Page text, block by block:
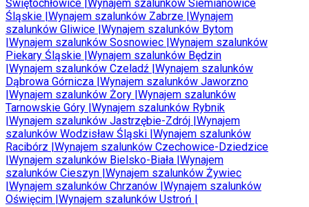
Świętochłowice Wynajem szalunków Siemianowice
Śląskie Wynajem szalunków Zabrze Wynajem
szalunków Gliwice Wynajem szalunków Bytom
Wynajem szalunków Sosnowiec Wynajem szalunków
Piekary Śląskie Wynajem szalunków Będzin
Wynajem szalunków Czeladź Wynajem szalunków
Dąbrowa Górnicza Wynajem szalunków Jaworzno
Wynajem szalunków Żory Wynajem szalunków
Tarnowskie Góry Wynajem szalunków Rybnik
Wynajem szalunków Jastrzębie-Zdrój Wynajem
szalunków Wodzisław Śląski Wynajem szalunków
Racibórz Wynajem szalunków Czechowice-Dziedzice
Wynajem szalunków Bielsko-Biała Wynajem
szalunków Cieszyn Wynajem szalunków Żywiec
Wynajem szalunków Chrzanów Wynajem szalunków
Oświęcim Wynajem szalunków Ustroń